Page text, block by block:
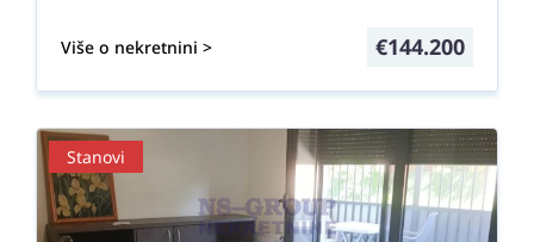
Više o nekretnini > €144.200
Stanovi